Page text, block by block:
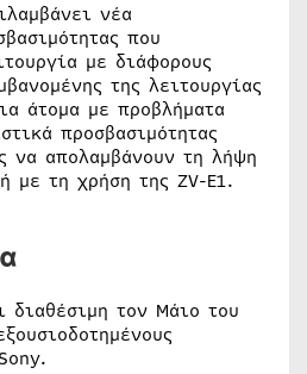
νέα
που
με διάφορους
της λειτουργίας
άτομα με προβλήματα
προσβασιμότητας
να απολαμβάνουν τη λήψη
με τη χρήση της ZV-E1.
διαθέσιμη τον Μάιο του